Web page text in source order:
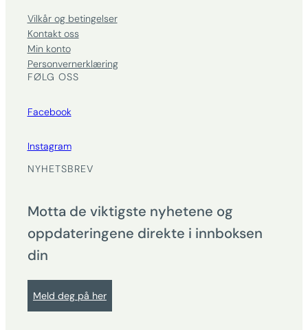
Vilkår og betingelser
Kontakt oss
Min konto
Personvernerklæring
FØLG OSS
Facebook
Instagram
NYHETSBREV
Motta de viktigste nyhetene og
oppdateringene direkte i innboksen
din
Meld deg på her